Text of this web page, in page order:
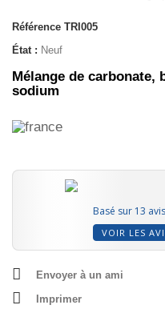
Référence TRI005
État : Neuf
Mélange de carbonate,
sodium
Basé sur 13 avis
VOIR LES
Envoyer à un ami
Imprimer